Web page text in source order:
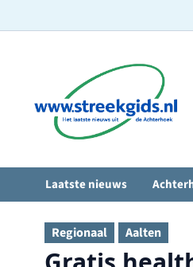
inhoud
Laatste nieuws
Regionaal Aalten